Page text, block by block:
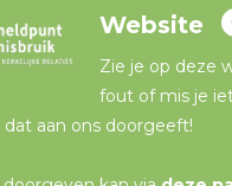
Website
Zie je op deze
fout of mis je
dat aan ons doorgeeft!